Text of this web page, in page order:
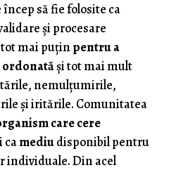
să fie folosite ca
și procesare
mai puțin pentru a
și tot mai mult
nemulțumirile,
și iritările. Comunitatea
care cere
camediudisponibil pentru
individuale. Din acel